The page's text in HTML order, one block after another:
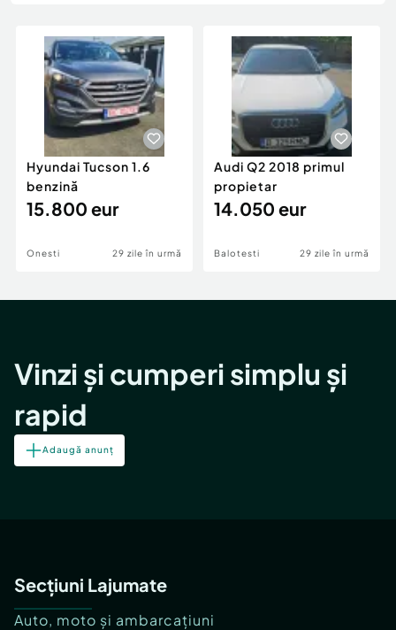
Animale de companie
Afaceri și echipamente profesionale
Inchiriere Bunuri si Vehicule
Piese auto si accesorii
Dacia Duster
Hyundai Tucson 1.6
benzină
15.800 eur
Onesti 29 zile în urmă
Audi Q2 2018 primul
propietar
14.050 eur
Balotesti 29 zile în urmă
Vinzi și cumperi simplu și
rapid
Adaugă anunț
Secțiuni Lajumate
Auto, moto și ambarcațiuni